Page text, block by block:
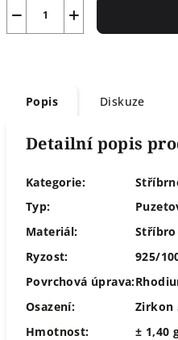
+
−
Popis Diskuze
Detailní popis
Kategorie:
Typ:
Materiál:
Stříbro
Ryzost:
925/
Povrchová úprava:
Osazení:
Zirkon
Hmotnost:
± 1,40